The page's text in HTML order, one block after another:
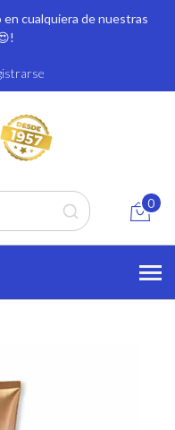
en cualquiera de nuestras
0